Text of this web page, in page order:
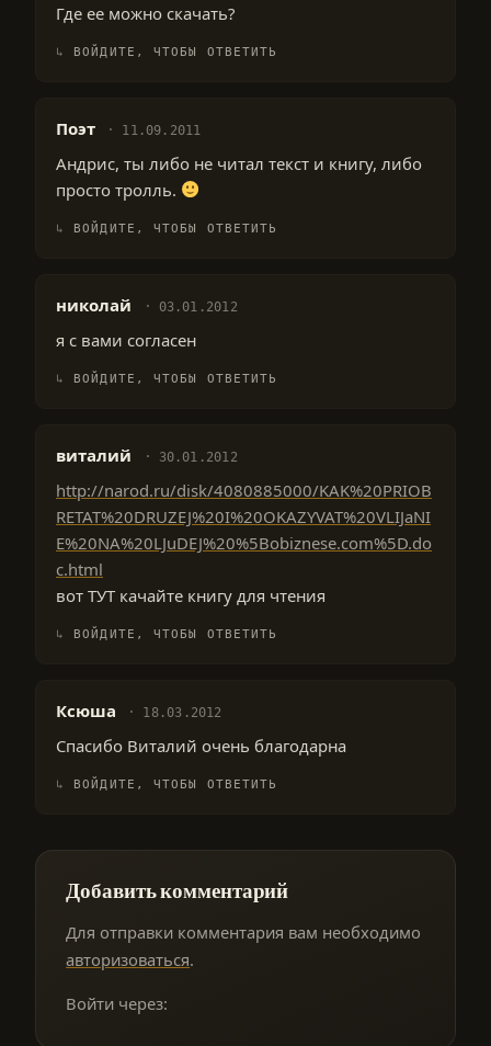
Где ее можно скачать?
ВОЙДИТЕ, ЧТОБЫ ОТВЕТИТЬ
Поэт 11.09.2011
Андрис, ты либо не читал текст и книгу, либо
просто тролль.
ВОЙДИТЕ, ЧТОБЫ ОТВЕТИТЬ
николай 03.01.2012
я с вами согласен
ВОЙДИТЕ, ЧТОБЫ ОТВЕТИТЬ
виталий 30.01.2012
http://narod.ru/disk/4080885000/KAK%20PRIOB
RETAT%20DRUZEJ%20I%20OKAZYVAT%20VLIJaNI
E%20NA%20LJuDEJ%20%5Bobiznese.com%5D.do
c.html
вот ТУТ качайте книгу для чтения
ВОЙДИТЕ, ЧТОБЫ ОТВЕТИТЬ
Ксюша 18.03.2012
Спасибо Виталий очень благодарна
ВОЙДИТЕ, ЧТОБЫ ОТВЕТИТЬ
Добавить комментарий
Для отправки комментария вам необходимо
авторизоваться.
Войти через: